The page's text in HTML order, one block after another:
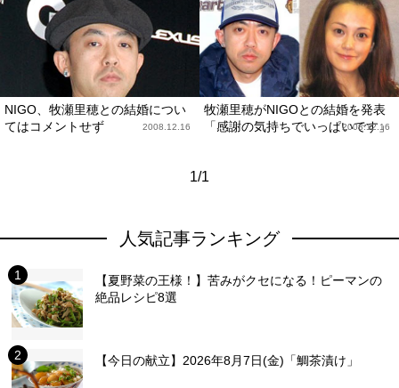
NIGO、牧瀬里穂との結婚につい
てはコメントせず
2008.12.16
牧瀬里穂がNIGOとの結婚を発表
「感謝の気持ちでいっぱいです」
2008.12.16
1/1
人気記事ランキング
【夏野菜の王様！】苦みがクセになる！ピーマンの
絶品レシピ8選
【今日の献立】2026年8月7日(金)「鯛茶漬け」